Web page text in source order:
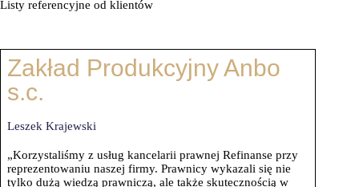
Listy referencyjne od klientów
Zakład Produkcyjny Anbo
s.c.
Leszek Krajewski
„Korzystaliśmy z usług kancelarii prawnej Refinanse przy
reprezentowaniu naszej firmy. Prawnicy wykazali się nie
tylko dużą wiedzą prawniczą, ale także skutecznością w